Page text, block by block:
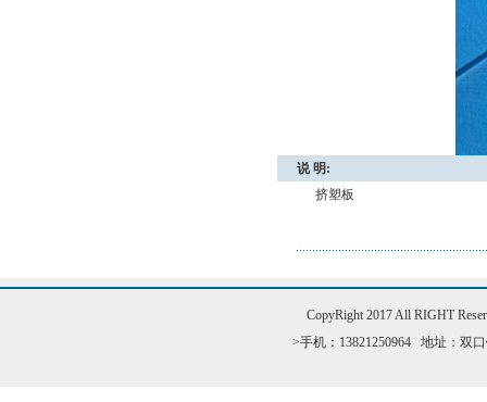
说 明:
挤塑板
CopyRight 2017 All RIGHT
>手机：13821250964 地址：双